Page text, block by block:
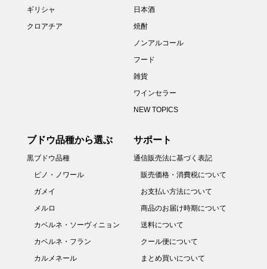
ギリシャ
クロアチア
日本酒
焼酎
ノンアルコール
フード
雑貨
ワインセラー
NEW TOPICS
ブドウ品種から選ぶ
黒ブドウ品種
ピノ・ノワール
ガメイ
メルロ
カベルネ・ソーヴィニョン
カベルネ・フラン
カルメネール
サポート
通信販売法に基づく表記
販売価格・消費税について
お支払い方法について
商品のお届け時期について
送料について
クール便について
まとめ買いについて